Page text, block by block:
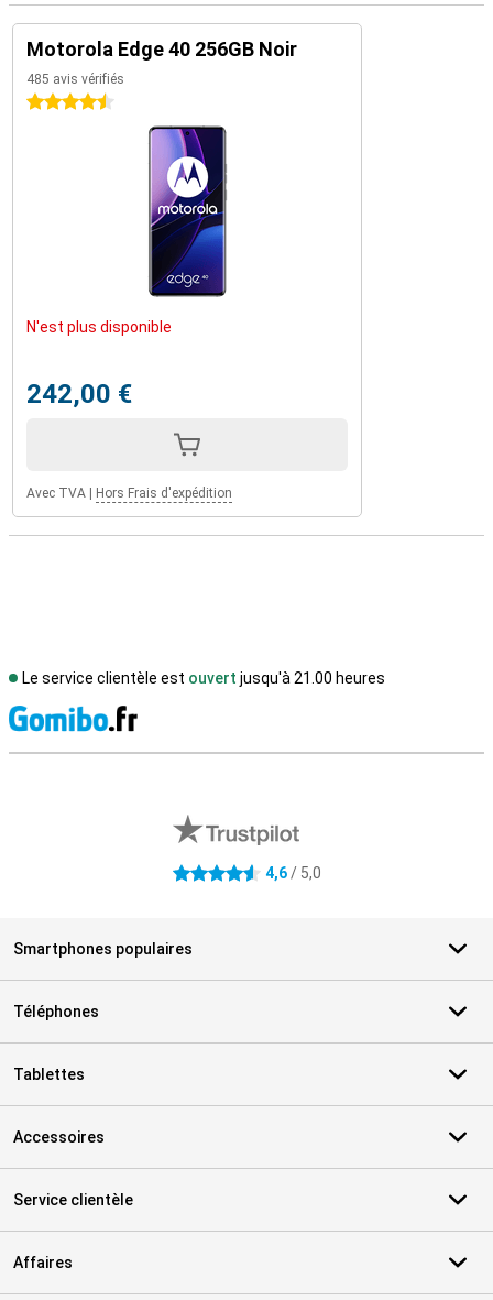
Motorola Edge 40 256GB Noir
485 avis vérifiés
4.5 étoiles
N'est plus disponible
242,00 €
Avec TVA Hors Frais d'expédition
Le service clientèle est ouvert jusqu'à 21.00 heures
4.6 étoiles 4,6/ 5,0
Smartphones populaires
Téléphones
Tablettes
Accessoires
Service clientèle
Affaires